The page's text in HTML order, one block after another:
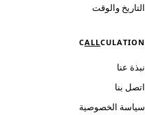
التاريخ والوقت
CALLCULATION
نبذة عنا
اتصل بنا
سياسة الخصوصية